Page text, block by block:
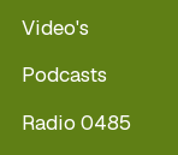
Video's
Podcasts
Radio 0485